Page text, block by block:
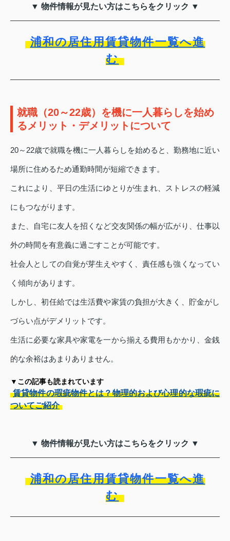
▼ 物件情報が見たい方はこちらをクリック ▼
浦和の居住用賃貸物件一覧へ進
む
就職（20～22歳）を機に一人暮らしを始め
るメリット・デメリットについて
20～22歳で就職を機に一人暮らしを始めると、勤務地に近い
場所に住めるため通勤時間が短縮できます。
これにより、平日の生活にゆとりが生まれ、ストレスの軽減
にもつながります。
また、自宅に友人を招くなど交友関係の幅が広がり、仕事以
外の時間を有意義に過ごすことが可能です。
社会人としての自覚が芽生えやすく、責任感も強くなってい
く傾向があります。
しかし、初任給では生活費や家賃の負担が大きく、貯金がし
づらい点がデメリットです。
生活に必要な家具や家電を一から揃える費用もかかり、金銭
的な余裕はあまりありません。
▼この記事も読まれています
賃貸物件の瑕疵物件とは？物理的および心理的な瑕疵に
ついてご紹介
▼ 物件情報が見たい方はこちらをクリック ▼
浦和の居住用賃貸物件一覧へ進
む